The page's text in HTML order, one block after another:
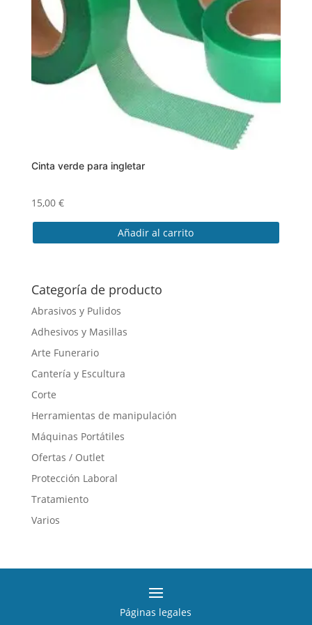
Cinta verde para ingletar
15,00 €
Añadir al carrito
Categoría de producto
Abrasivos y Pulidos
Adhesivos y Masillas
Arte Funerario
Cantería y Escultura
Corte
Herramientas de manipulación
Máquinas Portátiles
Ofertas / Outlet
Protección Laboral
Tratamiento
Varios
Páginas legales